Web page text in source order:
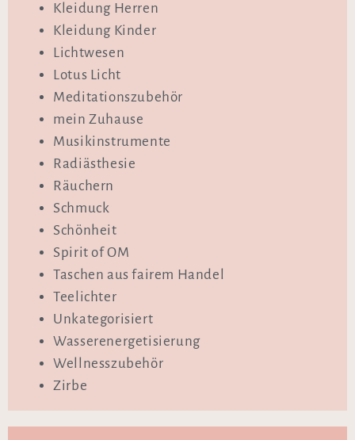
Kleidung Herren
Kleidung Kinder
Lichtwesen
Lotus Licht
Meditationszubehör
mein Zuhause
Musikinstrumente
Radiästhesie
Räuchern
Schmuck
Schönheit
Spirit of OM
Taschen aus fairem Handel
Teelichter
Unkategorisiert
Wasserenergetisierung
Wellnesszubehör
Zirbe